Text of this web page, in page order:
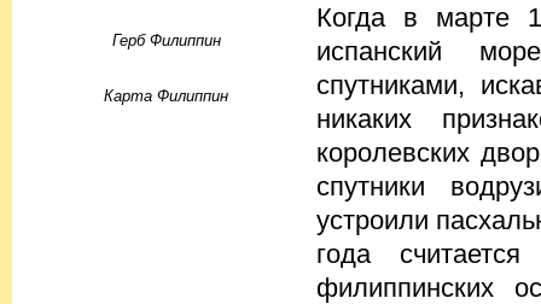
Герб Филиппин
Карта Филиппин
Когда в марте
испанский
спутниками,
никаких
королевских
спутники
устроили
года
филиппинских